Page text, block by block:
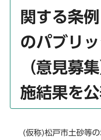
関する条
のパブリ
（意見募
施結果を
(仮称)松戸市土砂等の